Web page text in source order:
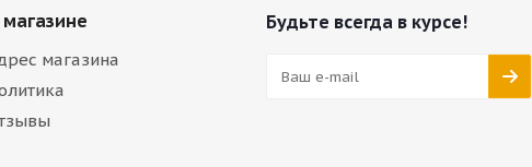
магазина
Будьте всегда в курсе!